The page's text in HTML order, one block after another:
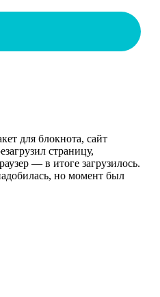
для блокнота, сайт
страницу,
— в итоге загрузилось.
но момент был